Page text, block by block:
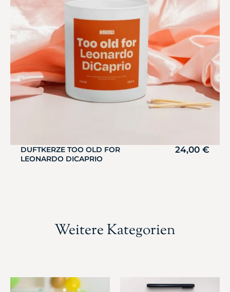
DUFTKERZE TOO OLD FOR
LEONARDO DICAPRIO
24,00 €
Weitere Kategorien